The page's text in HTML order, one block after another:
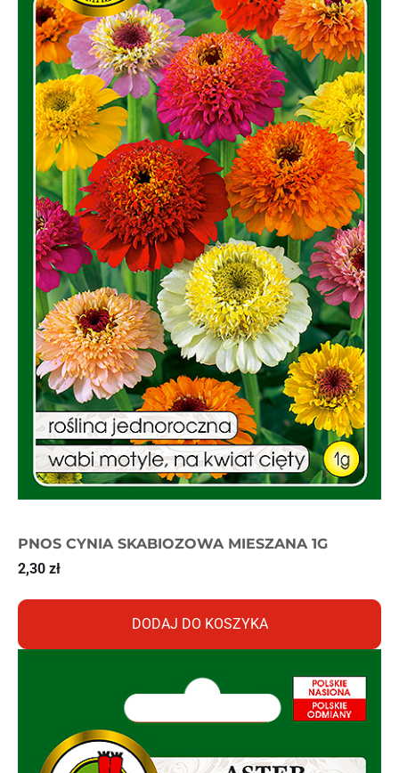
PNOS CYNIA SKABIOZOWA MIESZANA 1G
2,30 zł
DODAJ DO KOSZYKA